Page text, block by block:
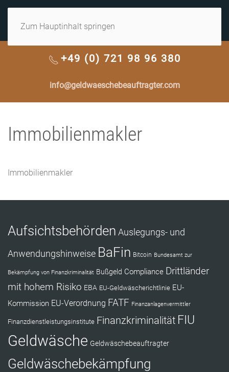
Zum Hauptinhalt springen
+49 (0) 721 98 96 380
info@geldwaeschebeauftragter.com
Immobilienmakler
Immobilienmakler
Aufsichtsbehörden Auslegungs- und
Anwendungshinweise BaFin Bitcoin Bundesamt zur
Bekämpfung von Finanzkriminalität Bußgeld Compliance Drittländer
mit hohem Risiko EBA EU-Geldwäscherichtlinie EU-
Kommission EU-Verordnung FATF Finanzanlagenvermittler
Finanzdienstleistungsinstitute Finanzkriminalität FIU
Geldwäsche Geldwäschebeauftragter
Geldwäschebekämpfung